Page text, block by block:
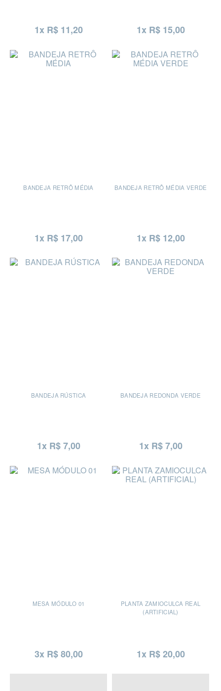
1x R$ 11,20 1x R$ 15,00
BANDEJA RETRÔ MÉDIA
1x R$ 17,00
BANDEJA RETRÔ MÉDIA VERDE
1x R$ 12,00
BANDEJA RÚSTICA
1x R$ 7,00
BANDEJA REDONDA VERDE
1x R$ 7,00
MESA MÓDULO 01
3x R$ 80,00
PLANTA ZAMIOCULCA REAL
(ARTIFICIAL)
1x R$ 20,00